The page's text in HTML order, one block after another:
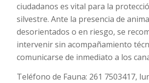
ciudadanos es vital para la
silvestre. Ante la presencia de
desorientados o en riesgo, se
intervenir sin acompañamiento
comunicarse de inmediato a los
Teléfono de Fauna: 261 7503417,